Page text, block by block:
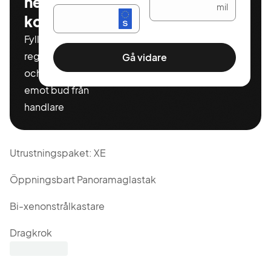
kostnadsfritt
Fyll i ditt
registeringnummer
och miltal för att ta
emot bud från
handlare
mil
Gå vidare
Utrustningspaket: XE
Öppningsbart Panoramaglastak
Bi-xenonstrålkastare
Dragkrok